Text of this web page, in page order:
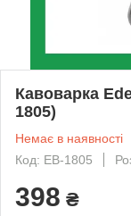
Кавоварка
1805)
Немає в наявності
Код: EB-1805
398 ₴